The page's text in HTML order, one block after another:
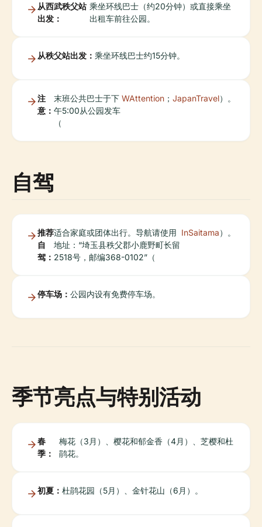
从西武秩父站
出发：
乘坐环线巴士（约20分钟）或直接乘坐
出租车前往公园。
从秩父站出发： 乘坐环线巴士约15分钟。
注
意：
末班公共巴士于下
午5:00从公园发车
（
WAttention ； JapanTravel）。
自驾
推荐
自
驾：
适合家庭或团体出行。导航请使用
地址：“埼玉县秩父郡小鹿野町长留
2518号，邮编368-0102”（
InSaitama）。
停车场： 公园内设有免费停车场。
季节亮点与特别活动
春
季：
梅花（3月）、樱花和郁金香（4月）、芝樱和杜
鹃花。
初夏： 杜鹃花园（5月）、金针花山（6月）。